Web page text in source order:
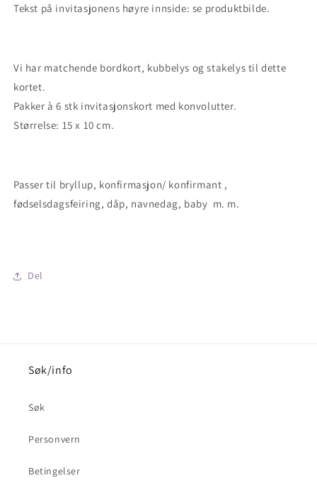
Tekst på invitasjonens høyre innside: se produktbilde.
Vi har matchende bordkort, kubbelys og stakelys til dette
kortet.
Pakker à 6 stk invitasjonskort med konvolutter.
Størrelse: 15 x 10 cm.
Passer til bryllup, konfirmasjon/ konfirmant ,
fødselsdagsfeiring, dåp, navnedag, baby m. m.
Del
Søk/info
Søk
Personvern
Betingelser